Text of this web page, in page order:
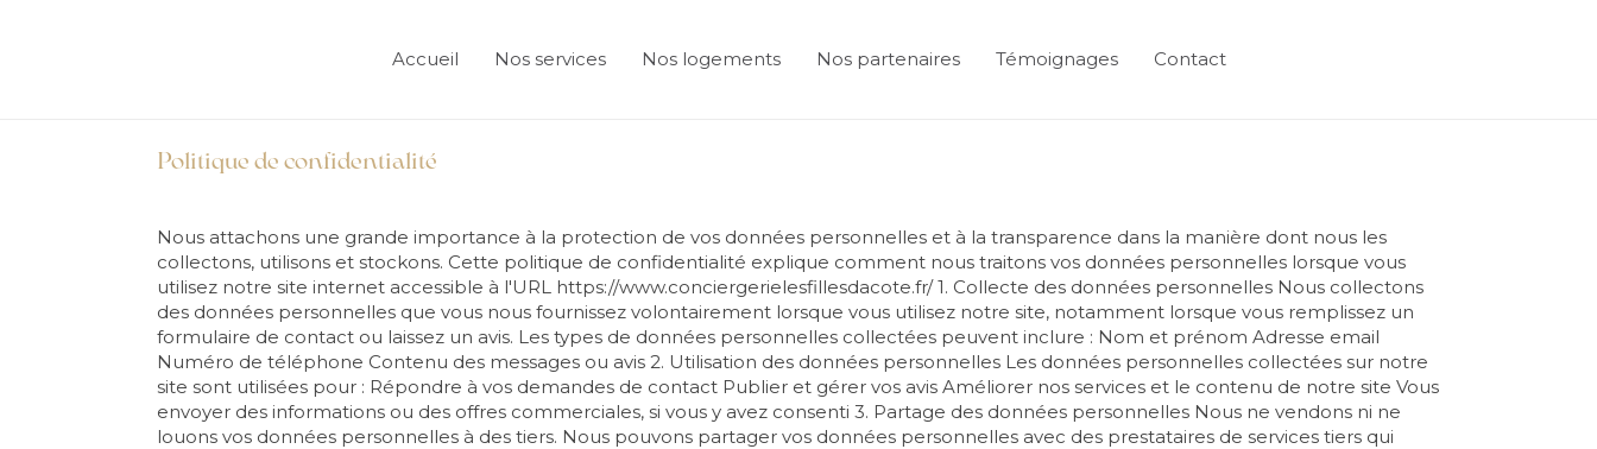
Accueil Nos services Nos logements Nos partenaires Témoignages Contact
Politique de confidentialité
Nous attachons une grande importance à la protection de vos données personnelles et à la transparence dans la manière dont nous les
collectons, utilisons et stockons. Cette politique de confidentialité explique comment nous traitons vos données personnelles lorsque vous
utilisez notre site internet accessible à l'URL https://www.conciergerielesfillesdacote.fr/ 1. Collecte des données personnelles Nous collectons
des données personnelles que vous nous fournissez volontairement lorsque vous utilisez notre site, notamment lorsque vous remplissez un
formulaire de contact ou laissez un avis. Les types de données personnelles collectées peuvent inclure : Nom et prénom Adresse email
Numéro de téléphone Contenu des messages ou avis 2. Utilisation des données personnelles Les données personnelles collectées sur notre
site sont utilisées pour : Répondre à vos demandes de contact Publier et gérer vos avis Améliorer nos services et le contenu de notre site Vous
envoyer des informations ou des offres commerciales, si vous y avez consenti 3. Partage des données personnelles Nous ne vendons ni ne
louons vos données personnelles à des tiers. Nous pouvons partager vos données personnelles avec des prestataires de services tiers qui